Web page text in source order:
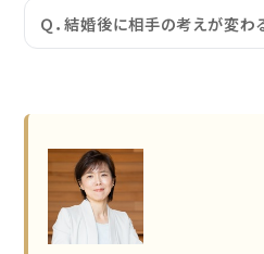
Ｑ．結婚後に相手の考えが変わ